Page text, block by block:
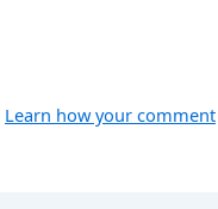
Learn how your comment